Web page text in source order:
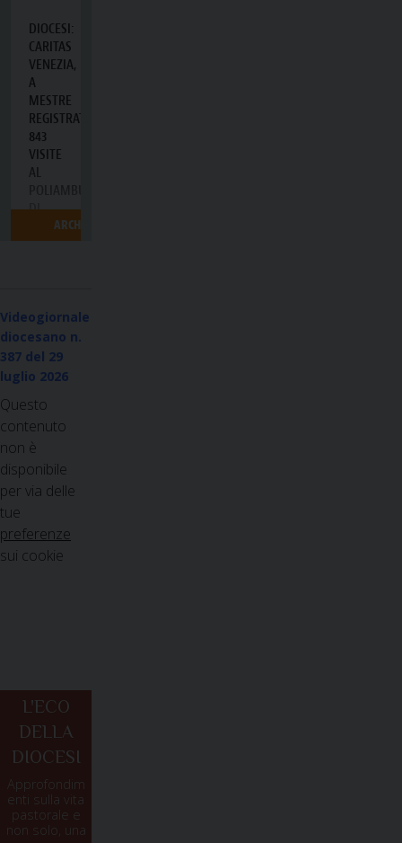
Videogiornale
diocesano n.
387 del 29
luglio 2026
Questo
contenuto
non è
disponibile
per via delle
tue
preferenze
sui cookie
L'ECO
DELLA
DIOCESI
Approfondim
enti sulla vita
pastorale e
non solo, una